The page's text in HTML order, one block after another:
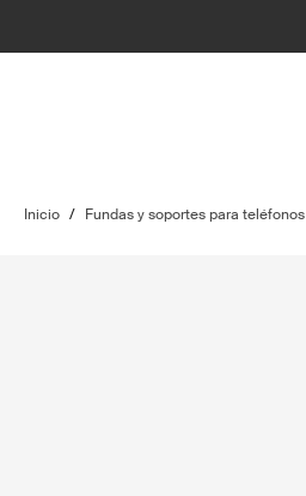
Inicio / Fundas y soportes para teléfonos